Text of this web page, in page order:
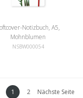
Notizbuch, A5,
Mohnblumen
NSBW000054
1 2 Nächste Seite